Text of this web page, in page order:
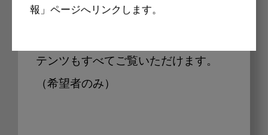
報」ページへリンクします。
最新価格をご確認いただけます。その
テンツもすべてご覧いただけます。
（希望者のみ）